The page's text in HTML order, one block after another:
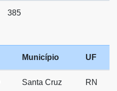
385
Município UF
Santa Cruz RN